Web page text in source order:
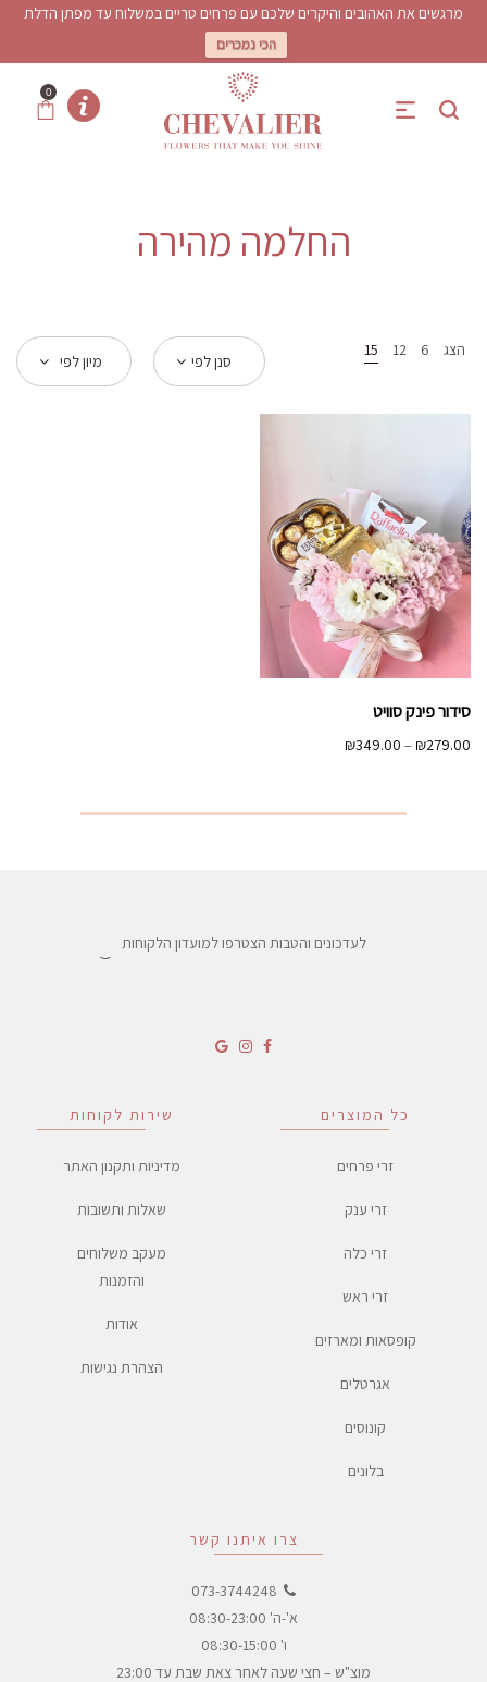
מרגשים את האהובים והיקרים שלכם עם פרחים טריים במשלוח עד מפתן הדלת
הכי נמכרים
0
החלמה מהירה
הצג 6
12
15
סנן לפי מיון לפי
סידור פינק סוויט
₪279.00
–
₪349.00
עד
צרו איתנו קשר
073-3744248
א'-ה' 08:30-23:00
ו' 08:30-15:00
מוצ"ש – חצי שעה לאחר צאת שבת עד 23:00
כל המוצרים
זרי פרחים
זרי ענק
זרי כלה
זרי ראש
קופסאות ומארזים
אגרטלים
קונוסים
בלונים
שירות לקוחות
מדיניות ותקנון האתר
שאלות ותשובות
מעקב משלוחים
והזמנות
אודות
הצהרת נגישות
לעדכונים והטבות הצטרפו למועדון הלקוחות